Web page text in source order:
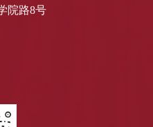
院路8号